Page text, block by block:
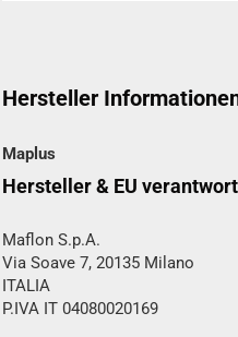
Hersteller
Maplus
Hersteller & EU
Maflon S.p.A.
Via Soave 7, 20135 Milano
ITALIA
P.IVA IT 04080020169